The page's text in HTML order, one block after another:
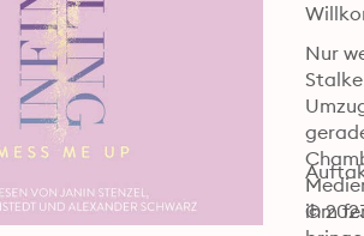
Nur
ihm
©